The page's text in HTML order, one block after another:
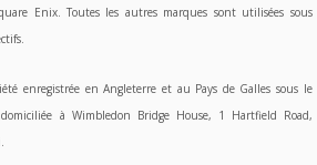
Enix. Toutes les autres marques sont utilisées sous
enregistrée en Angleterre et au Pays de Galles sous le
à Wimbledon Bridge House, 1 Hartfield Road,